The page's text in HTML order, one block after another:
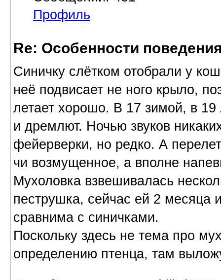
Профиль
Re: Особенности
Синичку слётком отобрали у
неё подвисает не ного крыло,
летает хорошо. В 17 зимой, в 19
и дремлют. Ночью звуков
фейерверки, но редко. А
чи возмущенное, а вполне
Мухоловка взвешивалась
пеструшка, сейчас ей 2 месяца
сравнима с синичками.
Поскольку здесь не тема про
определению птенца, там